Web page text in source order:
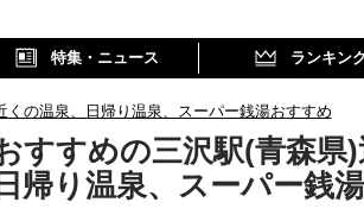
特集・ニュース ランキン
くの温泉、日帰り温泉、スーパー銭湯おすすめ
すすめの三沢駅(青森県)
帰り温泉、スーパー銭